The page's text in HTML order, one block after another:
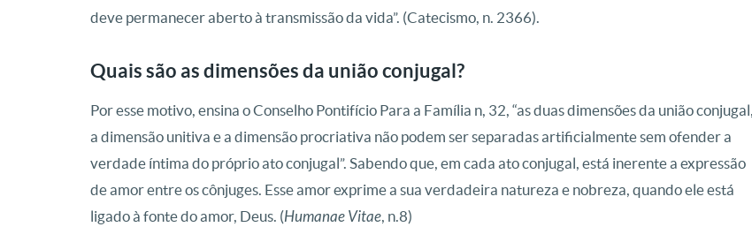
deve permanecer aberto à transmissão da vida”. (Catecismo, n. 2366).
Quais são as dimensões da união conjugal?
Por esse motivo, ensina o Conselho Pontifício Para a Família n, 32, “as duas dimensões da união conjugal,
a dimensão unitiva e a dimensão procriativa não podem ser separadas artificialmente sem ofender a
verdade íntima do próprio ato conjugal”. Sabendo que, em cada ato conjugal, está inerente a expressão
de amor entre os cônjuges. Esse amor exprime a sua verdadeira natureza e nobreza, quando ele está
ligado à fonte do amor, Deus. (Humanae Vitae , n.8)
Vida De Jonas Abib
R$ 49,90